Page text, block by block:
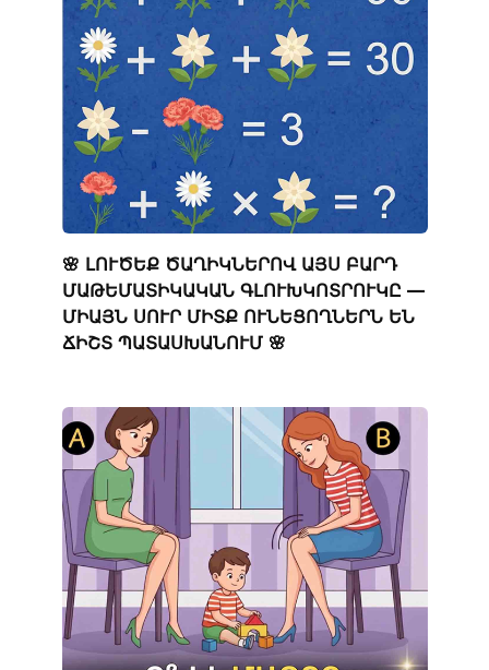
🌸 ԼՈՒԾԵՔ ԾԱՂԻԿՆԵՐՈՎ ԱՅՍ ԲԱՐԴ
ՄԱԹԵՄԱՏԻԿԱԿԱՆ ԳԼՈՒԽԿՈՏՐՈՒԿԸ —
ՄԻԱՅՆ ՍՈՒՐ ՄԻՏՔ ՈՒՆԵՑՈՂՆԵՐՆ ԵՆ
ՃԻՇՏ ՊԱՏԱՍԽԱՆՈՒՄ 🌸